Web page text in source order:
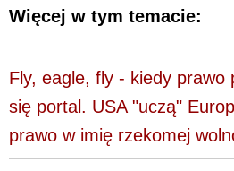
Więcej w tym temacie:
Fly, eagle, fly - kiedy prawo
się portal. USA "uczą"
prawo w imię rzekomej